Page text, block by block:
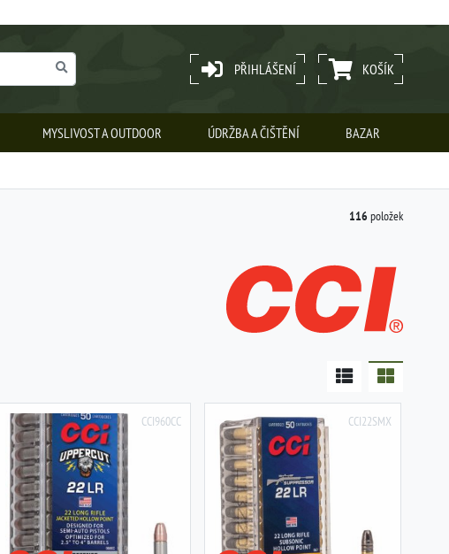
PŘIHLÁŠENÍ KOŠÍK
MYSLIVOST A OUTDOOR ÚDRŽBA A ČIŠTĚNÍ BAZAR
116 položek
CCI960CC CCI22SMX